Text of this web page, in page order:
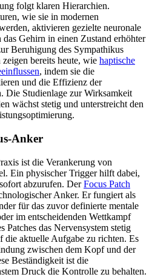
folgt klaren Hierarchien.
wie sie in modernen
aktivieren gezielte neuronale
Gehirn in einen Zustand erhöhter
Beruhigung des Sympathikus
bereits heute, wie haptische
, indem sie die
und die Effizienz der
Die Studienlage zur Wirksamkeit
wächst stetig und unterstreicht den
Anker
ist die Verankerung von
Ein physischer Trigger hilft dabei,
abzurufen. DerFocus Patch
Anker. Er fungiert als
für das zuvor definierte mentale
im entscheidenden Wettkampf
Patches das Nervensystem stetig
die aktuelle Aufgabe zu richten. Es
zwischen dem Kopf und der
Beständigkeit ist die
Druck die Kontrolle zu behalten.